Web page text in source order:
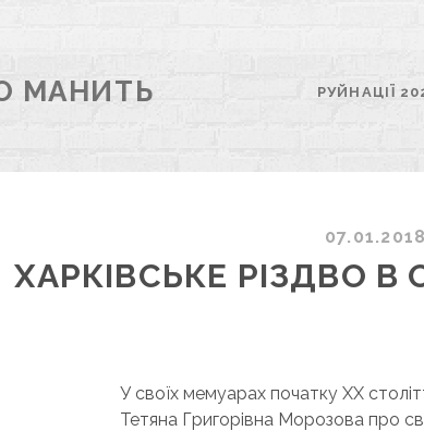
МАНИТЬ РУЙНАЦІЇ
07.01.2018
ХАРКІВСЬКЕ РІЗДВО
У своїх мемуарах початку ХХ
Тетяна Григорівна Морозова про